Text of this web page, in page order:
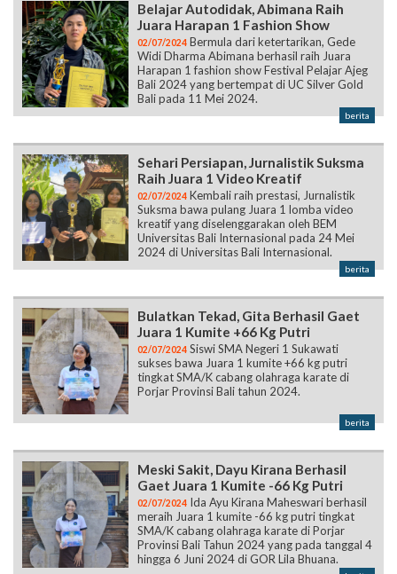
Belajar Autodidak, Abimana Raih
Juara Harapan 1 Fashion Show
02/07/2024 Bermula dari ketertarikan, Gede
Widi Dharma Abimana berhasil raih Juara
Harapan 1 fashion show Festival Pelajar Ajeg
Bali 2024 yang bertempat di UC Silver Gold
Bali pada 11 Mei 2024.
berita
Sehari Persiapan, Jurnalistik Suksma
Raih Juara 1 Video Kreatif
02/07/2024 Kembali raih prestasi, Jurnalistik
Suksma bawa pulang Juara 1 lomba video
kreatif yang diselenggarakan oleh BEM
Universitas Bali Internasional pada 24 Mei
2024 di Universitas Bali Internasional.
berita
Bulatkan Tekad, Gita Berhasil Gaet
Juara 1 Kumite +66 Kg Putri
02/07/2024 Siswi SMA Negeri 1 Sukawati
sukses bawa Juara 1 kumite +66 kg putri
tingkat SMA/K cabang olahraga karate di
Porjar Provinsi Bali tahun 2024.
berita
Meski Sakit, Dayu Kirana Berhasil
Gaet Juara 1 Kumite -66 Kg Putri
02/07/2024 Ida Ayu Kirana Maheswari berhasil
meraih Juara 1 kumite -66 kg putri tingkat
SMA/K cabang olahraga karate di Porjar
Provinsi Bali Tahun 2024 yang pada tanggal 4
hingga 6 Juni 2024 di GOR Lila Bhuana.